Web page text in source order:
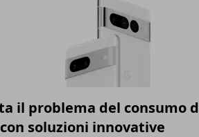
il problema del consumo
soluzioni innovative